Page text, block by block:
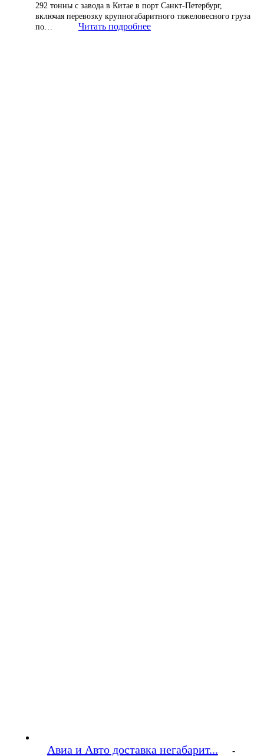
292 тонны с завода в Китае в порт Санкт-Петербург,
включая перевозку крупногабаритного тяжеловесного груза
по…
Читать подробнее
Авиа и Авто доставка негабарит... -